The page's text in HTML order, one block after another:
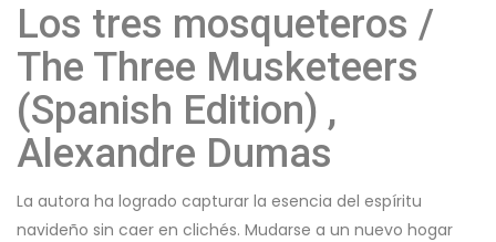
Los tres mosqueteros /
The Three Musketeers
(Spanish Edition) ,
Alexandre Dumas
La autora ha logrado capturar la esencia del espíritu
navideño sin caer en clichés. Mudarse a un nuevo hogar